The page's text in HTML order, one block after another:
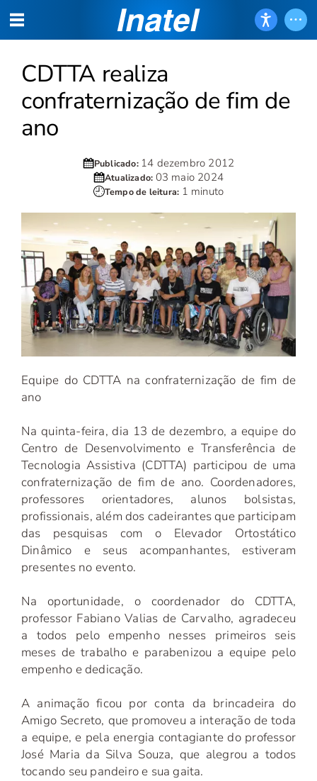
CDTTA realiza
confraternização de fim de
ano
Publicado: 14 dezembro 2012
Atualizado: 03 maio 2024
Tempo de leitura: 1 minuto
Equipe do CDTTA na confraternização de fim de
ano
Na quinta-feira, dia 13 de dezembro, a equipe do
Centro de Desenvolvimento e Transferência de
Tecnologia Assistiva (CDTTA) participou de uma
confraternização de fim de ano. Coordenadores,
professores orientadores, alunos bolsistas,
profissionais, além dos cadeirantes que participam
das pesquisas com o Elevador Ortostático
Dinâmico e seus acompanhantes, estiveram
presentes no evento.
Na oportunidade, o coordenador do CDTTA,
professor Fabiano Valias de Carvalho, agradeceu
a todos pelo empenho nesses primeiros seis
meses de trabalho e parabenizou a equipe pelo
empenho e dedicação.
A animação ficou por conta da brincadeira do
Amigo Secreto, que promoveu a interação de toda
a equipe, e pela energia contagiante do professor
José Maria da Silva Souza, que alegrou a todos
tocando seu pandeiro e sua gaita.